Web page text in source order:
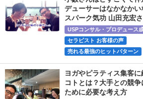
デューサーはなかなか
スパーク気功 山田充宏さ
USPコンサル・プロデュース
セラピスト お客様の声
売れる最強のヒットパターン
ヨガやピラティス集客
コトとは？大手との競
ために必要な考え方